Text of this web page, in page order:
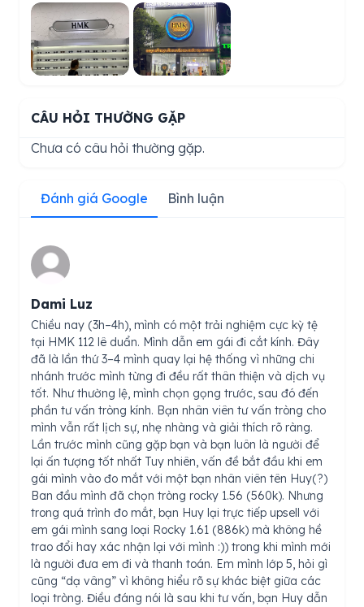
CÂU HỎI THƯỜNG GẶP
Chưa có câu hỏi thường gặp.
Đánh giá Google Bình luận
Dami Luz
Chiều nay (3h–4h), mình có một trải nghiệm cực kỳ tệ
tại HMK 112 lê duẩn. Mình dẫn em gái đi cắt kính. Đây
đã là lần thứ 3–4 mình quay lại hệ thống vì những chi
nhánh trước mình từng đi đều rất thân thiện và dịch vụ
tốt. Như thường lệ, mình chọn gọng trước, sau đó đến
phần tư vấn tròng kính. Bạn nhân viên tư vấn tròng cho
mình vẫn rất lịch sự, nhẹ nhàng và giải thích rõ ràng.
Lần trước mình cũng gặp bạn và bạn luôn là người để
lại ấn tượng tốt nhất Tuy nhiên, vấn đề bắt đầu khi em
gái mình vào đo mắt với một bạn nhân viên tên Huy(?)
Ban đầu mình đã chọn tròng rocky 1.56 (560k). Nhưng
trong quá trình đo mắt, bạn Huy lại trực tiếp upsell với
em gái mình sang loại Rocky 1.61 (886k) mà không hề
trao đổi hay xác nhận lại với mình :)) trong khi mình mới
là người đưa em đi và thanh toán. Em mình lớp 5, hỏi gì
cũng “dạ vâng” vì không hiểu rõ sự khác biệt giữa các
loại tròng. Điều đáng nói là sau khi tư vấn, bạn Huy dẫn